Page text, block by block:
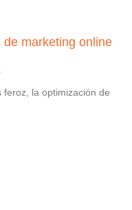
marketing online
la optimización de